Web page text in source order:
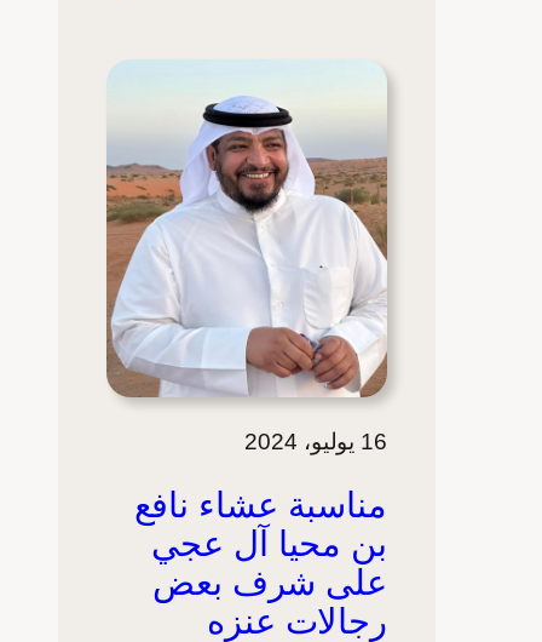
16 يوليو، 2024
مناسبة عشاء نافع
بن محيا آل عجي
على شرف بعض
رجالات عنزه